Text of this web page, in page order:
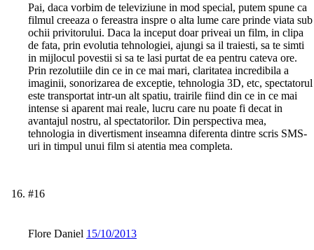
Pai, daca vorbim de televiziune in mod special, putem spune ca
filmul creeaza o fereastra inspre o alta lume care prinde viata sub
ochii privitorului. Daca la inceput doar priveai un film, in clipa
de fata, prin evolutia tehnologiei, ajungi sa il traiesti, sa te simti
in mijlocul povestii si sa te lasi purtat de ea pentru cateva ore.
Prin rezolutiile din ce in ce mai mari, claritatea incredibila a
imaginii, sonorizarea de exceptie, tehnologia 3D, etc, spectatorul
este transportat intr-un alt spatiu, trairile fiind din ce in ce mai
intense si aparent mai reale, lucru care nu poate fi decat in
avantajul nostru, al spectatorilor. Din perspectiva mea,
tehnologia in divertisment inseamna diferenta dintre scris SMS-
uri in timpul unui film si atentia mea completa.
#16
Flore Daniel 15/10/2013